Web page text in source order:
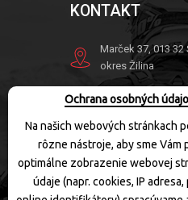
Ochrana osobných
Na našich webových stránkach
rôzne nástroje, aby sme Vám
optimálne zobrazenie webovej
údaje (napr. cookies, IP adresa,
KONTAKT
Marček 37, 013 32
okres Žilina
+421 41 563
Mob.
+421 905
Otváracie hodiny:
PO-PIA: